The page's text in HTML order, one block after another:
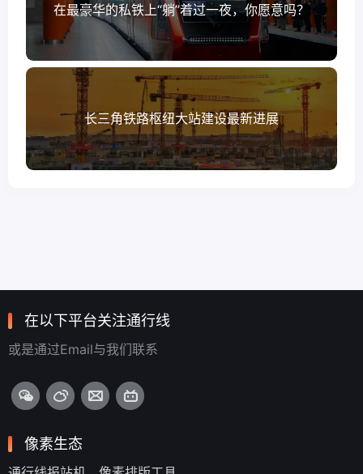
在最豪华的私铁上“躺”着过一夜，你愿意吗？
长三角铁路枢纽大站建设最新进展
在以下平台关注通行线
或是通过Email与我们联系
像素生态